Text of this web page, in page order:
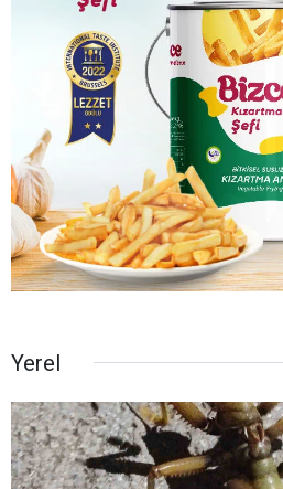
Yerel